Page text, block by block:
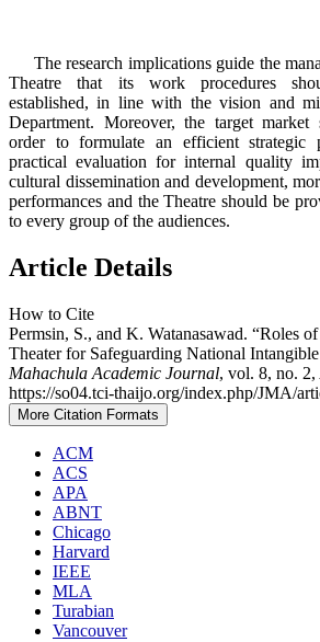
The research implications guide the
Theatre that its work procedures
established, in line with the vision and
Department. Moreover, the target
order to formulate an efficient
practical evaluation for internal quality
cultural dissemination and development,
performances and the Theatre should be
to every group of the audiences.
Article Details
How to Cite
Permsin, S., and K. Watanasawad. “Roles
Theater for Safeguarding National
Mahachula Academic Journal, vol. 8, no.
https://so04.tci-thaijo.org/index.php/JMA/
More Citation Formats
ACM
ACS
APA
ABNT
Chicago
Harvard
IEEE
MLA
Turabian
Vancouver